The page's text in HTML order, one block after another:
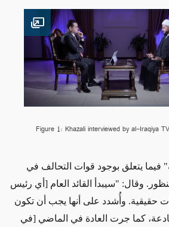
image
Figure 1: Khazali interviewed by al-Iraqiya
فيما يتعلق بوجود قوات التحالف في
وقال: "سيبدأ القائد العام [أي رئيس
حقيقية. وأُشدد على أنها يجب أن تكون
كما جرت العادة في الماضي [في